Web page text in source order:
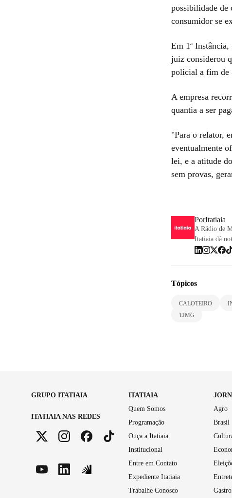
possibilidade de
consumidor se
Em 1ª
juiz considerou
policial a fim de
A empresa
quantia a ser
"Para o relator,
eventualmente
lei, e a atitude
sem provas,
PorItatiaia
A Rádio de
Itatiaia dá
Tópicos
CALOTEIRO
TJMG
GRUPO ITATIAIA
ITATIAIA NAS REDES
ITATIAIA
Quem Somos
Programação
Ouça a Itatiaia
Institucional
Entre em Contato
Expediente Itatiaia
Trabalhe Conosco
Agro
Brasil